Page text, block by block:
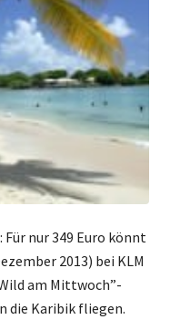
nur 349 Euro könnt
2013) bei KLM
am Mittwoch”-
die Karibik fliegen.